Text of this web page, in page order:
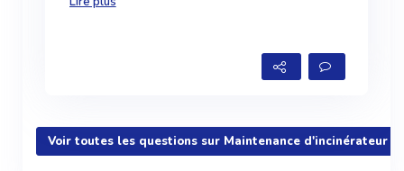
Voir toutes les questions sur Maintenance d'incinérateur